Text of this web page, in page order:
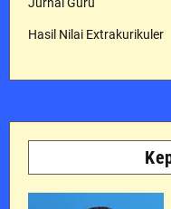
Hasil Nilai Extrakurikuler